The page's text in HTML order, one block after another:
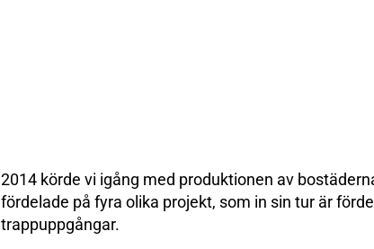
2014 körde vi igång med produktionen av
fördelade på fyra olika projekt, som in sin tur är
trappuppgångar.